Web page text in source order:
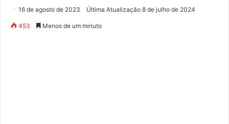
16 de agosto de 2023 Última Atualização 8 de julho de 2024
453 Menos de um minuto